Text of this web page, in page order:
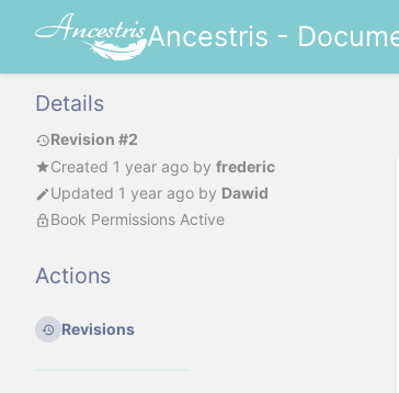
Ancestris -
Details
Revision #2
Created 1 year ago by frederic
Updated 1 year ago by Dawid
Book Permissions Active
Actions
Revisions